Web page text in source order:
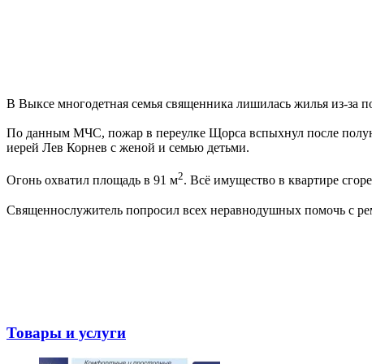
В Выксе многодетная семья священника лишилась жилья из-за
По данным МЧС, пожар в переулке Щорса вспыхнул после
иерей Лев Корнев с женой и семью детьми.
Огонь охватил площадь в 91 м2. Всё имущество в квартире
Священнослужитель попросил всех неравнодушных помочь с
Товары и услуги